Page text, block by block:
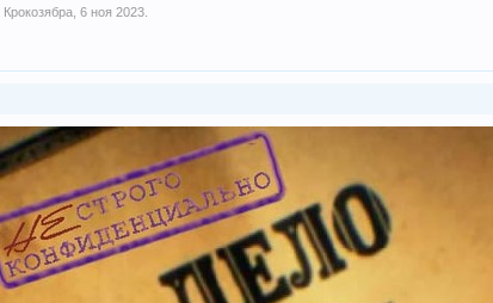
Крокозябра, 6 ноя 2023.